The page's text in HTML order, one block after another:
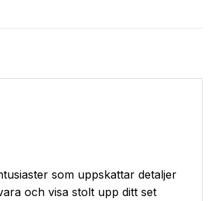
som uppskattar detaljer
och visa stolt upp ditt set